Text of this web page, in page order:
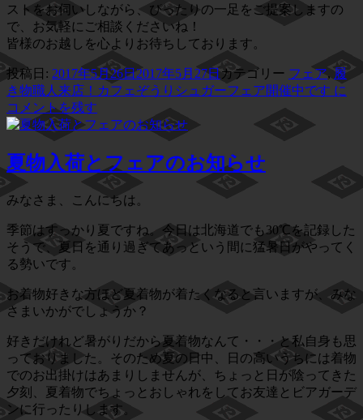
ストをお伺いしながら、ぴったりの一足をご提案しますの
で、お気軽にご相談くださいね！
皆様のお越しを心よりお待ちしております。
投稿日: 2017年5月26日 2017年5月27日 カテゴリー フェア
履
き物職人来店！カフェぞうりシュガーフェア開催中です に
コメントを残す
夏物入荷とフェアのお知らせ
みなさま、こんにちは。
季節はすっかり夏ですね。今日は北海道でも30℃を記録した
そうで、夏日を通り過ぎてあっという間に猛暑日がやってく
る勢いです。
お着物好きな方ほど夏着物が着たくなると言いますが、みな
さまいかがでしょうか？
好きだけれど暑がりだから夏着物なんて・・・と私自身も思
っておりました。そのため夏の日中、日の高いうちには着物
でのお出掛けはあまりしませんが、ちょっと日が陰ってきた
夕刻、夏着物でちょっとおしゃれをしてお友達とビアガーデ
ンに行ったりします。